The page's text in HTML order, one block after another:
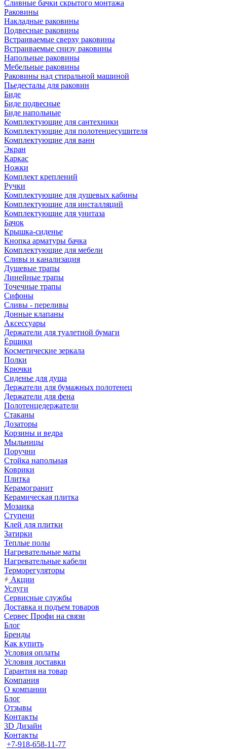
Сливные бачки скрытого монтажа
Раковины
Накладные раковины
Подвесные раковины
Встраиваемые сверху раковины
Встраиваемые снизу раковины
Напольные раковины
Мебельные раковины
Раковины над стиральной машиной
Пьедесталы для раковин
Биде
Биде подвесные
Биде напольные
Комплектующие для сантехники
Комплектующие для полотенцесушителя
Комплектующие для ванн
Экран
Каркас
Ножки
Комплект креплений
Ручки
Комплектующие для душевых кабины
Комплектующие для инсталляций
Комплектующие для унитаза
Бачок
Крышка-сиденье
Кнопка арматуры бачка
Комплектующие для мебели
Сливы и канализация
Душевые трапы
Линейные трапы
Точечные трапы
Сифоны
Сливы - переливы
Донные клапаны
Аксессуары
Держатели для туалетной бумаги
Ёршики
Косметические зеркала
Полки
Крючки
Сиденье для душа
Держатели для бумажных полотенец
Держатели для фена
Полотенцедержатели
Стаканы
Дозаторы
Корзины и ведра
Мыльницы
Поручни
Стойка напольная
Коврики
Плитка
Керамогранит
Керамическая плитка
Мозаика
Ступени
Клей для плитки
Затирки
Теплые полы
Нагревательные маты
Нагревательные кабели
Терморегуляторы
Акции
Услуги
Сервисные службы
Доставка и подъем товаров
Сервес Профи на связи
Блог
Бренды
Как купить
Условия оплаты
Условия доставки
Гарантия на товар
Компания
О компании
Блог
Отзывы
Контакты
3D Дизайн
Контакты
+7-918-658-11-77